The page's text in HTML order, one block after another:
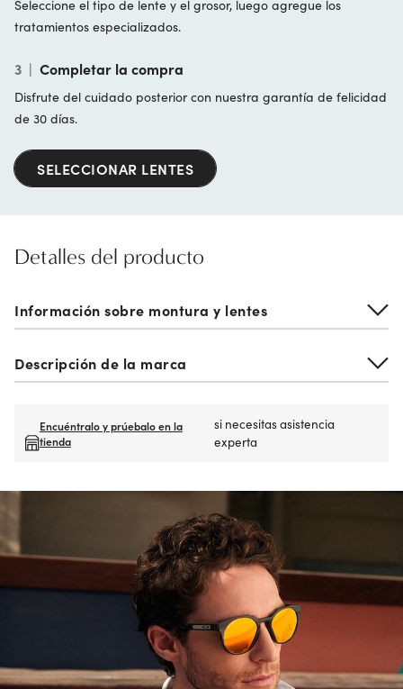
Seleccione el tipo de lente y el grosor, luego agregue los
tratamientos especializados.
3 | Completar la compra
Disfrute del cuidado posterior con nuestra garantía de felicidad
de 30 días.
SELECCIONAR LENTES
Detalles del producto
Información sobre montura y lentes
Descripción de la marca
Encuéntralo y prúebalo en la
tienda
si necesitas asistencia
experta